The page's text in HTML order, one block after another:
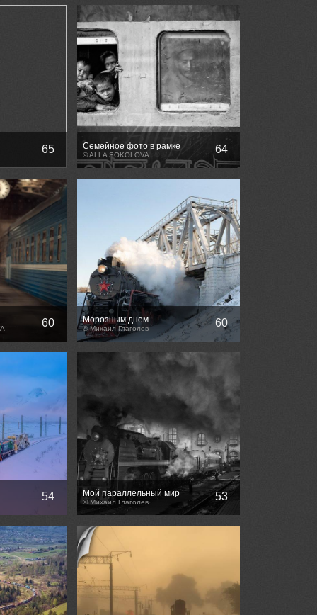
65 Семейное фото в рамке
© ALLA SOKOLOVA 64
60 Морозным днем
© Михаил Глаголев 60
54 Мой параллельный мир
© Михаил Глаголев 53